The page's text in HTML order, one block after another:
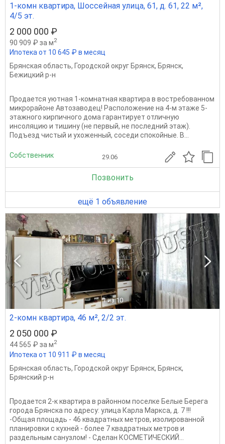
1-комн квартира, Шоссейная улица, 61, д. 61, 22 м²,
4/5 эт.
2 000 000 ₽
90 909 ₽ за м2
Ипотека от 10 645 ₽ в месяц
Брянская область, Городской округ Брянск, Брянск,
Бежицкий р-н
Продается уютная 1-комнатная квартира в востребованном
микрорайоне Автозаводец! Расположение на 4-м этаже 5-
этажного кирпичного дома гарантирует отличную
инсоляцию и тишину (не первый, не последний этаж).
Подъезд чистый и ухоженный, соседи спокойные. В...
Собственник 29.06
Позвонить
ещё 1 объявление
1 из 10
2-комн квартира, 46 м², 2/2 эт.
2 050 000 ₽
44 565 ₽ за м2
Ипотека от 10 911 ₽ в месяц
Брянская область, Городской округ Брянск, Брянск,
Брянский р-н
Продается 2-к квартира в районном поселке Белые Берега
города Брянска по адресу: улица Карла Маркса, д. 7 !!!
-Общая площадь - 46 квадратных метров, изолированной
планировки с кухней - более 7 квадратных метров и
раздельным санузлом! - Сделан КОСМЕТИЧЕСКИЙ...